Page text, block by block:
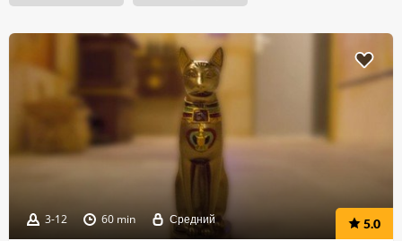
3-12 60 min Средний 5.0